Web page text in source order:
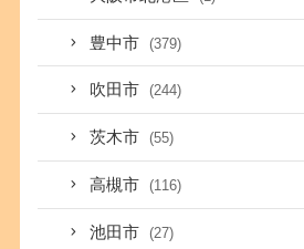
豊中市 (379)
吹田市 (244)
茨木市 (55)
高槻市 (116)
池田市 (27)